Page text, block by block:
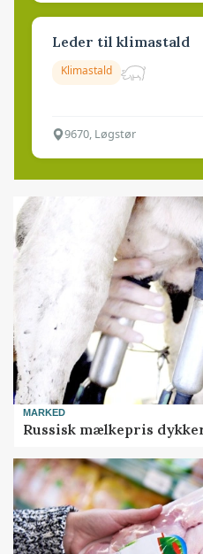
Leder til klimastald
Klimastald
9670, Løgstør
MARKED
Russisk mælkepris